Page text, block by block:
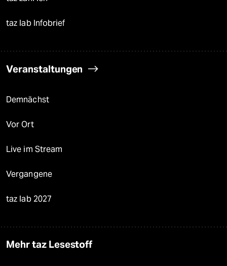
taz lab Infobrief
Veranstaltungen
Demnächst
Vor Ort
Live im Stream
Vergangene
taz lab 2027
Mehr taz Lesestoff